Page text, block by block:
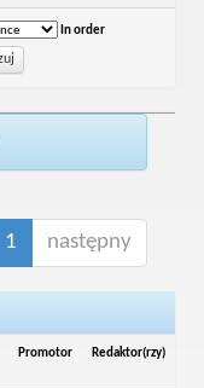
In order
1 następny
Promotor Redaktor(rzy)